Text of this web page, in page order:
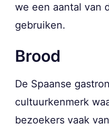
we een aantal van
gebruiken.
Brood
De Spaanse
cultuurkenmerk
bezoekers vaak